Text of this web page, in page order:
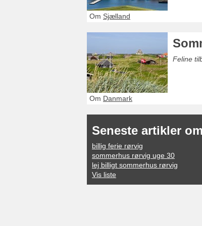
Om Sjælland
Feline
Om Danmark
Seneste artikler
billig ferie rørvig
sommerhus rørvig uge 30
lej billigt sommerhus rørvig
Vis liste